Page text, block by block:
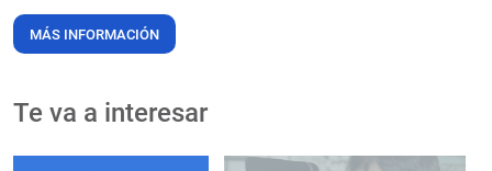
MÁS INFORMACIÓN
Te va a interesar